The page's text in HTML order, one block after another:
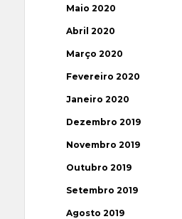
Maio 2020
Abril 2020
Março 2020
Fevereiro 2020
Janeiro 2020
Dezembro 2019
Novembro 2019
Outubro 2019
Setembro 2019
Agosto 2019